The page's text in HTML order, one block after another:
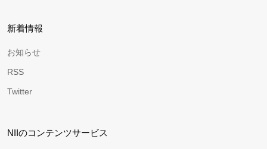
新着情報
お知らせ
RSS
Twitter
NIIのコンテンツサービス